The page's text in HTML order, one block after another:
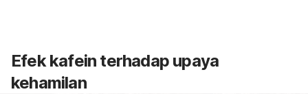
Efek kafein terhadap upaya
kehamilan